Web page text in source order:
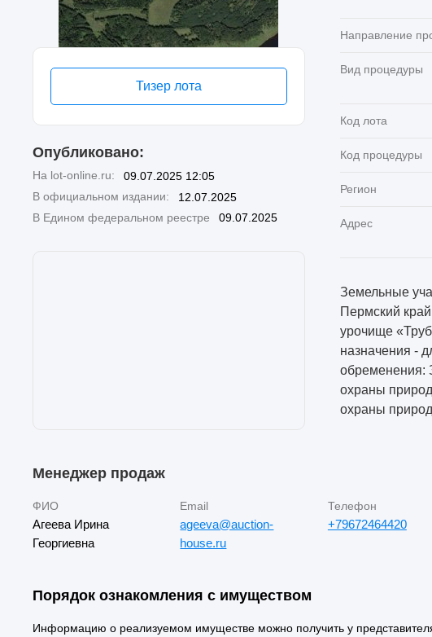
Тизер лота
Опубликовано:
На lot-online.ru:
09.07.2025 12:05
В официальном издании:
12.07.2025
В Едином федеральном реестре
09.07.2025
Направление
Вид процедуры
Код лота
Код процедуры
Регион
Адрес
Земельные
Пермский
урочище
назначения -
обременения:
охраны
охраны
Менеджер продаж
ФИО
Агеева Ирина
Георгиевна
Email
ageeva@auction-
house.ru
Телефон
+79672464420
Порядок ознакомления с имуществом
Информацию о реализуемом имуществе можно получить у